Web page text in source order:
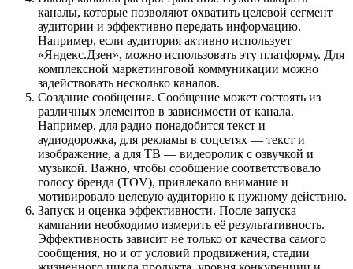
каналы, которые позволяют охватить целевой сегмент
аудитории и эффективно передать информацию.
Например, если аудитория активно использует
«Яндекс.Дзен», можно использовать эту платформу. Для
комплексной маркетинговой коммуникации можно
задействовать несколько каналов.
Создание сообщения. Сообщение может состоять из
различных элементов в зависимости от канала.
Например, для радио понадобится текст и
аудиодорожка, для рекламы в соцсетях — текст и
изображение, а для ТВ — видеоролик с озвучкой и
музыкой. Важно, чтобы сообщение соответствовало
голосу бренда (TOV), привлекало внимание и
мотивировало целевую аудиторию к нужному действию.
Запуск и оценка эффективности. После запуска
кампании необходимо измерить её результативность.
Эффективность зависит не только от качества самого
сообщения, но и от условий продвижения, стадии